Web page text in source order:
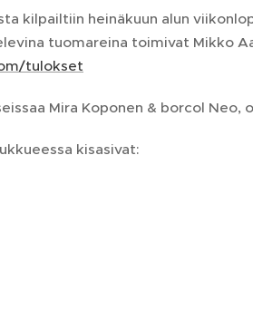
kilpailtiin heinäkuun alun
tuomareina toimivat Mikko
tulokset
Mira Koponen & borcol Neo,
kisasivat: